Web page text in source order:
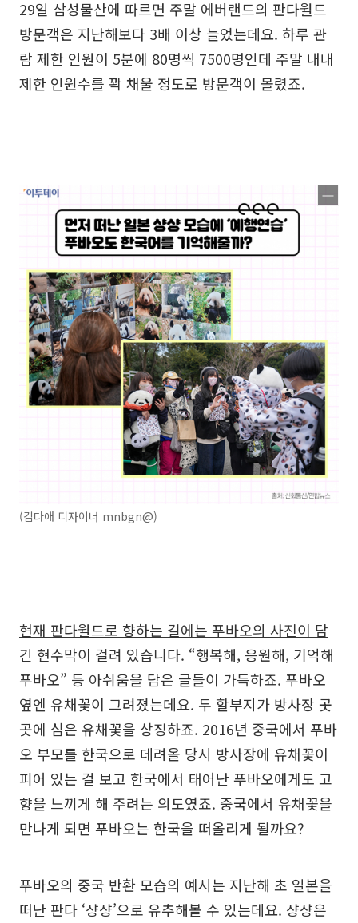
29일 삼성물산에 따르면 주말 에버랜드의 판다월드
방문객은 지난해보다 3배 이상 늘었는데요. 하루 관
람 제한 인원이 5분에 80명씩 7500명인데 주말 내내
제한 인원수를 꽉 채울 정도로 방문객이 몰렸죠.
(김다애 디자이너 mnbgn@)
현재 판다월드로 향하는 길에는 푸바오의 사진이 담
긴 현수막이 걸려 있습니다. “행복해, 응원해, 기억해
푸바오” 등 아쉬움을 담은 글들이 가득하죠. 푸바오
옆엔 유채꽃이 그려졌는데요. 두 할부지가 방사장 곳
곳에 심은 유채꽃을 상징하죠. 2016년 중국에서 푸바
오 부모를 한국으로 데려올 당시 방사장에 유채꽃이
피어 있는 걸 보고 한국에서 태어난 푸바오에게도 고
향을 느끼게 해 주려는 의도였죠. 중국에서 유채꽃을
만나게 되면 푸바오는 한국을 떠올리게 될까요?
푸바오의 중국 반환 모습의 예시는 지난해 초 일본을
떠난 판다 ‘샹샹’으로 유추해볼 수 있는데요. 샹샹은